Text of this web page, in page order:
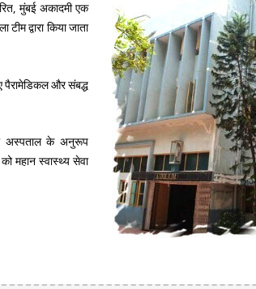
मुंबई अकादमी एक
द्वारा किया जाता
और संबद्ध
अस्पताल के अनुरूप
महान स्वास्थ्य सेवा